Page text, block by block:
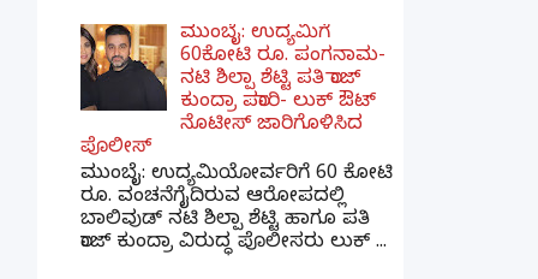
ಮುಂಬೈ: ಉದ್ಯಮಿಗೆ
60ಕೋಟಿ ರೂ. ಪಂಗನಾಮ-
ನಟಿ ಶಿಲ್ಪಾ ಶೆಟ್ಟಿ ಪತಿ ರಾಜ್
ಕುಂದ್ರಾ ಪರಾರಿ- ಲುಕ್ ಔಟ್
ನೊಟೀಸ್ ಜಾರಿಗೊಳಿಸಿದ
ಪೊಲೀಸ್
ಮುಂಬೈ: ಉದ್ಯಮಿಯೋರ್ವರಿಗೆ 60 ಕೋಟಿ
ರೂ. ವಂಚನೆಗೈದಿರುವ ಆರೋಪದಲ್ಲಿ
ಬಾಲಿವುಡ್ ನಟಿ ಶಿಲ್ಪಾ ಶೆಟ್ಟಿ ಹಾಗೂ ಪತಿ
ರಾಜ್ ಕುಂದ್ರಾ ವಿರುದ್ಧ ಪೊಲೀಸರು ಲುಕ್ ...